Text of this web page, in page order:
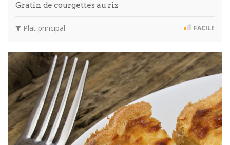
Gratin de courgettes au riz
Plat principal FACILE